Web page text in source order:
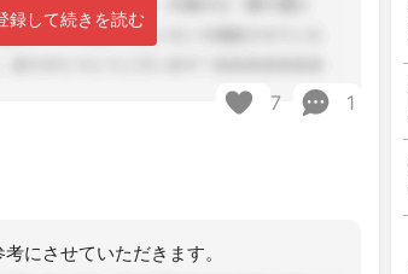
録して続きを読む
7 1
にさせていただきます。